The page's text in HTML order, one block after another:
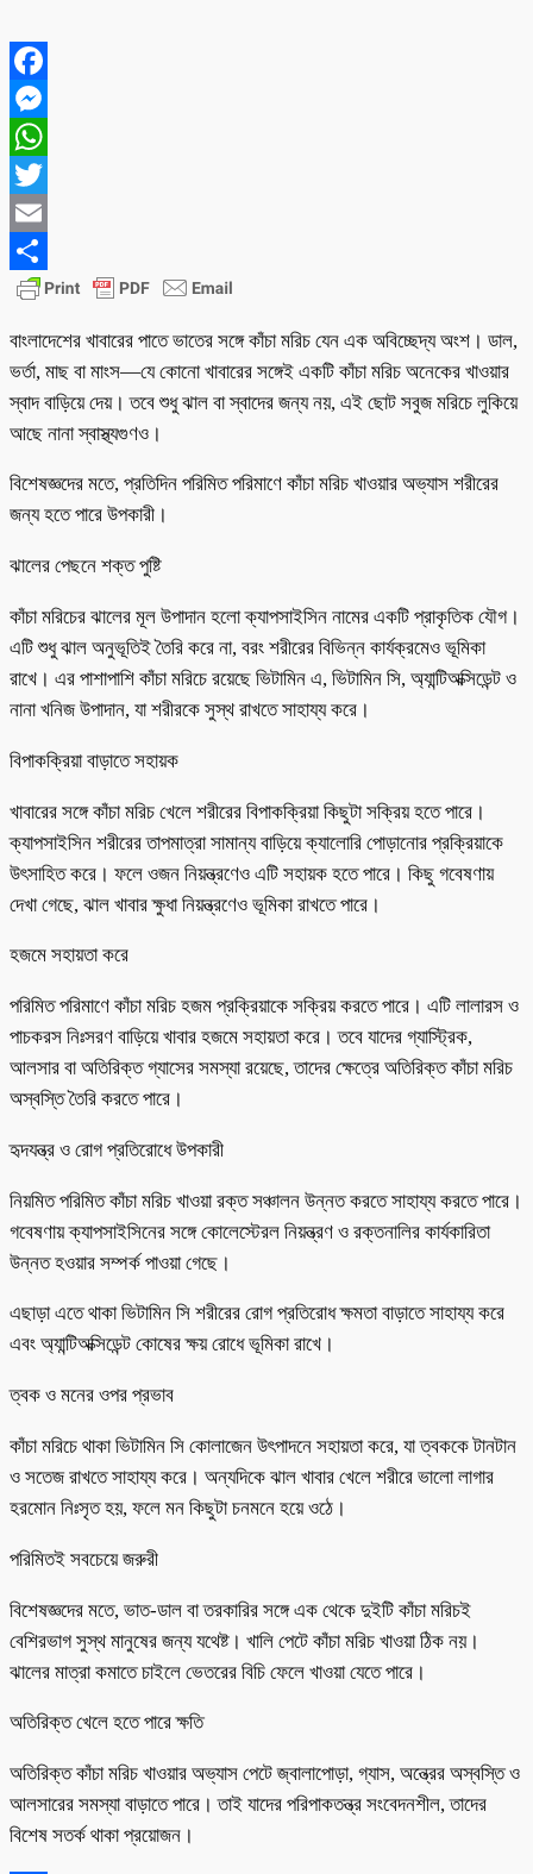
Facebook
Messenger
WhatsApp
Twitter
Email
Share
বাংলাদেশের খাবারের পাতে ভাতের সঙ্গে কাঁচা মরিচ যেন এক অবিচ্ছেদ্য অংশ। ডাল,
ভর্তা, মাছ বা মাংস—যে কোনো খাবারের সঙ্গেই একটি কাঁচা মরিচ অনেকের খাওয়ার
স্বাদ বাড়িয়ে দেয়। তবে শুধু ঝাল বা স্বাদের জন্য নয়, এই ছোট সবুজ মরিচে লুকিয়ে
আছে নানা স্বাস্থ্যগুণও।
বিশেষজ্ঞদের মতে, প্রতিদিন পরিমিত পরিমাণে কাঁচা মরিচ খাওয়ার অভ্যাস শরীরের
জন্য হতে পারে উপকারী।
ঝালের পেছনে শক্ত পুষ্টি
কাঁচা মরিচের ঝালের মূল উপাদান হলো ক্যাপসাইসিন নামের একটি প্রাকৃতিক যৌগ।
এটি শুধু ঝাল অনুভূতিই তৈরি করে না, বরং শরীরের বিভিন্ন কার্যক্রমেও ভূমিকা
রাখে। এর পাশাপাশি কাঁচা মরিচে রয়েছে ভিটামিন এ, ভিটামিন সি, অ্যান্টিঅক্সিডেন্ট ও
নানা খনিজ উপাদান, যা শরীরকে সুস্থ রাখতে সাহায্য করে।
বিপাকক্রিয়া বাড়াতে সহায়ক
খাবারের সঙ্গে কাঁচা মরিচ খেলে শরীরের বিপাকক্রিয়া কিছুটা সক্রিয় হতে পারে।
ক্যাপসাইসিন শরীরের তাপমাত্রা সামান্য বাড়িয়ে ক্যালোরি পোড়ানোর প্রক্রিয়াকে
উৎসাহিত করে। ফলে ওজন নিয়ন্ত্রণেও এটি সহায়ক হতে পারে। কিছু গবেষণায়
দেখা গেছে, ঝাল খাবার ক্ষুধা নিয়ন্ত্রণেও ভূমিকা রাখতে পারে।
হজমে সহায়তা করে
পরিমিত পরিমাণে কাঁচা মরিচ হজম প্রক্রিয়াকে সক্রিয় করতে পারে। এটি লালারস ও
পাচকরস নিঃসরণ বাড়িয়ে খাবার হজমে সহায়তা করে। তবে যাদের গ্যাস্ট্রিক,
আলসার বা অতিরিক্ত গ্যাসের সমস্যা রয়েছে, তাদের ক্ষেত্রে অতিরিক্ত কাঁচা মরিচ
অস্বস্তি তৈরি করতে পারে।
হৃদযন্ত্র ও রোগ প্রতিরোধে উপকারী
নিয়মিত পরিমিত কাঁচা মরিচ খাওয়া রক্ত সঞ্চালন উন্নত করতে সাহায্য করতে পারে।
গবেষণায় ক্যাপসাইসিনের সঙ্গে কোলেস্টেরল নিয়ন্ত্রণ ও রক্তনালির কার্যকারিতা
উন্নত হওয়ার সম্পর্ক পাওয়া গেছে।
এছাড়া এতে থাকা ভিটামিন সি শরীরের রোগ প্রতিরোধ ক্ষমতা বাড়াতে সাহায্য করে
এবং অ্যান্টিঅক্সিডেন্ট কোষের ক্ষয় রোধে ভূমিকা রাখে।
ত্বক ও মনের ওপর প্রভাব
কাঁচা মরিচে থাকা ভিটামিন সি কোলাজেন উৎপাদনে সহায়তা করে, যা ত্বককে টানটান
ও সতেজ রাখতে সাহায্য করে। অন্যদিকে ঝাল খাবার খেলে শরীরে ভালো লাগার
হরমোন নিঃসৃত হয়, ফলে মন কিছুটা চনমনে হয়ে ওঠে।
পরিমিতই সবচেয়ে জরুরী
বিশেষজ্ঞদের মতে, ভাত-ডাল বা তরকারির সঙ্গে এক থেকে দুইটি কাঁচা মরিচই
বেশিরভাগ সুস্থ মানুষের জন্য যথেষ্ট। খালি পেটে কাঁচা মরিচ খাওয়া ঠিক নয়।
ঝালের মাত্রা কমাতে চাইলে ভেতরের বিচি ফেলে খাওয়া যেতে পারে।
অতিরিক্ত খেলে হতে পারে ক্ষতি
অতিরিক্ত কাঁচা মরিচ খাওয়ার অভ্যাস পেটে জ্বালাপোড়া, গ্যাস, অন্ত্রের অস্বস্তি ও
আলসারের সমস্যা বাড়াতে পারে। তাই যাদের পরিপাকতন্ত্র সংবেদনশীল, তাদের
বিশেষ সতর্ক থাকা প্রয়োজন।